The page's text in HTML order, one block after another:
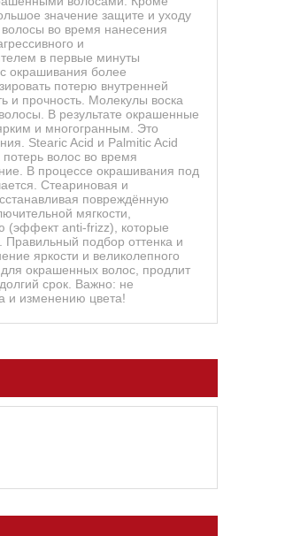
значение защите и уходу
во время нанесения
и
в первые минуты
окрашивания более
потерю внутренней
и прочность. Молекулы воска
В результате окрашенные
и многогранным. Это
Stearic Acid и Palmitic Acid
волос во время
В процессе окрашивания под
Стеариновая и
повреждённую
мягкости,
(эффект anti-frizz), которые
Правильный подбор оттенка и
яркости и великолепного
окрашенных волос, продлит
срок. Важно: не
и изменению цвета!